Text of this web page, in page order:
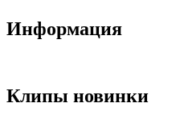
Информация
Клипы новинки